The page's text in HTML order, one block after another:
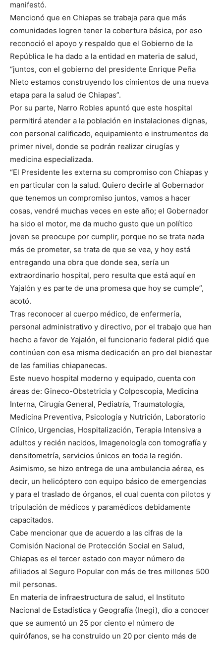
manifestó.
Mencionó que en Chiapas se trabaja para que más
comunidades logren tener la cobertura básica, por eso
reconoció el apoyo y respaldo que el Gobierno de la
República le ha dado a la entidad en materia de salud,
“juntos, con el gobierno del presidente Enrique Peña
Nieto estamos construyendo los cimientos de una nueva
etapa para la salud de Chiapas”.
Por su parte, Narro Robles apuntó que este hospital
permitirá atender a la población en instalaciones dignas,
con personal calificado, equipamiento e instrumentos de
primer nivel, donde se podrán realizar cirugías y
medicina especializada.
“El Presidente les externa su compromiso con Chiapas y
en particular con la salud. Quiero decirle al Gobernador
que tenemos un compromiso juntos, vamos a hacer
cosas, vendré muchas veces en este año; el Gobernador
ha sido el motor, me da mucho gusto que un político
joven se preocupe por cumplir, porque no se trata nada
más de prometer, se trata de que se vea, y hoy está
entregando una obra que donde sea, sería un
extraordinario hospital, pero resulta que está aquí en
Yajalón y es parte de una promesa que hoy se cumple”,
acotó.
Tras reconocer al cuerpo médico, de enfermería,
personal administrativo y directivo, por el trabajo que han
hecho a favor de Yajalón, el funcionario federal pidió que
continúen con esa misma dedicación en pro del bienestar
de las familias chiapanecas.
Este nuevo hospital moderno y equipado, cuenta con
áreas de: Gineco-Obstetricia y Colposcopia, Medicina
Interna, Cirugía General, Pediatría, Traumatología,
Medicina Preventiva, Psicología y Nutrición, Laboratorio
Clínico, Urgencias, Hospitalización, Terapia Intensiva a
adultos y recién nacidos, Imagenología con tomografía y
densitometría, servicios únicos en toda la región.
Asimismo, se hizo entrega de una ambulancia aérea, es
decir, un helicóptero con equipo básico de emergencias
y para el traslado de órganos, el cual cuenta con pilotos y
tripulación de médicos y paramédicos debidamente
capacitados.
Cabe mencionar que de acuerdo a las cifras de la
Comisión Nacional de Protección Social en Salud,
Chiapas es el tercer estado con mayor número de
afiliados al Seguro Popular con más de tres millones 500
mil personas.
En materia de infraestructura de salud, el Instituto
Nacional de Estadística y Geografía (Inegi), dio a conocer
que se aumentó un 25 por ciento el número de
quirófanos, se ha construido un 20 por ciento más de